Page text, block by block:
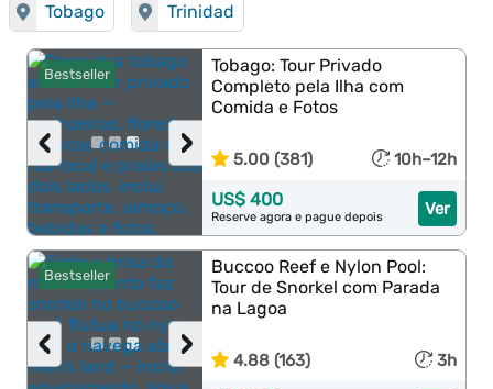
Tobago Trinidad
Bestseller
›
‹
Tobago: Tour Privado
Completo pela Ilha com
Comida e Fotos
5.00 (381) 10h–12h
Ver
US$ 400
Reserve agora e pague depois
Bestseller
›
‹
Buccoo Reef e Nylon Pool:
Tour de Snorkel com Parada
na Lagoa
4.88 (163) 3h